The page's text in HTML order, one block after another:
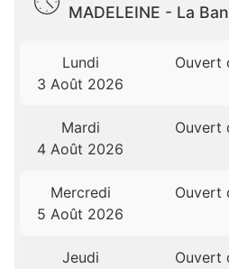
MADELEINE - La
Lundi
3 Août 2026
Ouvert
Mardi
4 Août 2026
Ouvert
Mercredi
5 Août 2026
Ouvert
Jeudi
Ouvert